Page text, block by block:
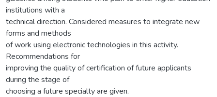
institutions with a
technical direction. Considered measures to integrate new
forms and methods
of work using electronic technologies in this activity.
Recommendations for
improving the quality of certification of future applicants
during the stage of
choosing a future specialty are given.